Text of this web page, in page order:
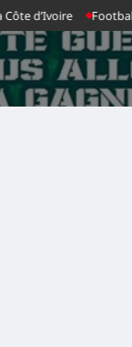
Football :